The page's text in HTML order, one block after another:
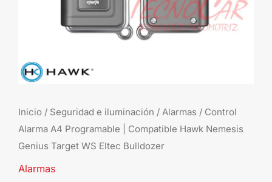
Inicio / Seguridad e iluminación / Alarmas / Control
Alarma A4 Programable | Compatible Hawk Nemesis
Genius Target WS Eltec Bulldozer
Alarmas
Bulldozer